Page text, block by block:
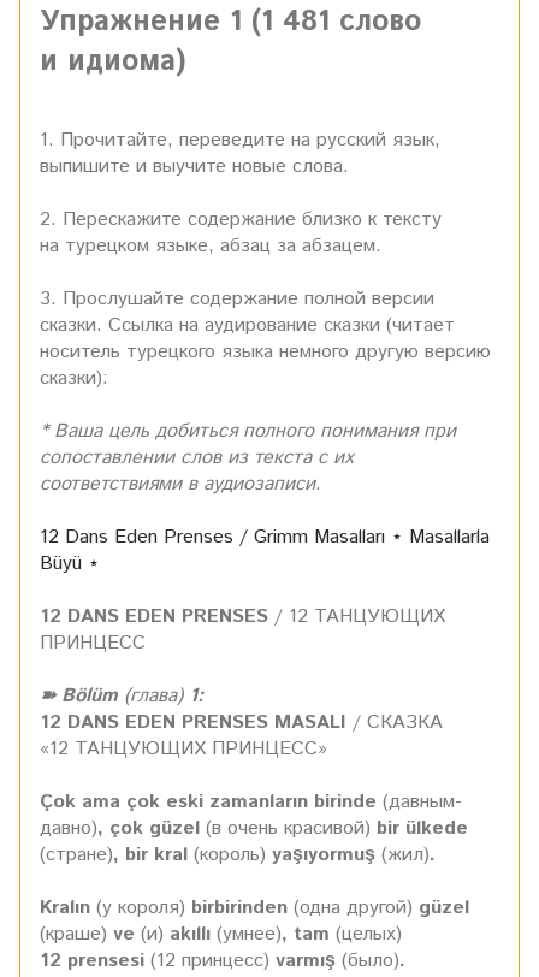
Упражнение 1 (1 481 слово
и идиома)
1. Прочитайте, переведите на русский язык,
выпишите и выучите новые слова.
2. Перескажите содержание близко к тексту
на турецком языке, абзац за абзацем.
3. Прослушайте содержание полной версии
сказки. Ссылка на аудирование сказки (читает
носитель турецкого языка немного другую версию
сказки):
* Ваша цель добиться полного понимания при
сопоставлении слов из текста с их
соответствиями в аудиозаписи.
12 Dans Eden Prenses / Grimm Masalları ⋆ Masallarla
Büyü ⋆
12 DANS EDEN PRENSES / 12 ТАНЦУЮЩИХ
ПРИНЦЕСС
➽ Bölüm (глава) 1:
12 DANS EDEN PRENSES MASALI / СКАЗКА
«12 ТАНЦУЮЩИХ ПРИНЦЕСС»
Çok ama çok eski zamanların birinde (давным-
давно), çok güzel (в очень красивой) bir ülkede
(стране), bir kral (король) yaşıyormuş (жил).
Kralın (у короля) birbirinden (одна другой) güzel
(краше) ve (и) akıllı (умнее), tam (целых)
12 prensesi (12 принцесс) varmış (было).